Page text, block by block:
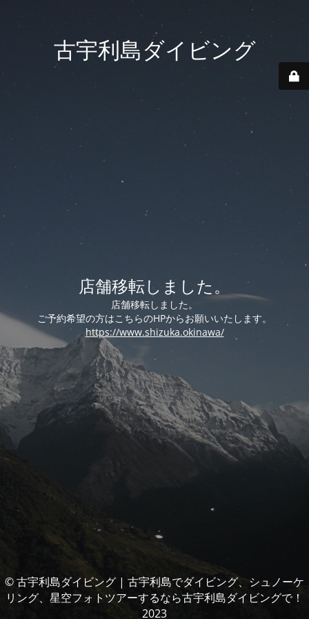
古宇利島ダイビング
店舗移転しました。
店舗移転しました。
ご予約希望の方はこちらのHPからお願いいたします。
https://www.shizuka.okinawa/
© 古宇利島ダイビング | 古宇利島でダイビング、シュノーケ
リング、星空フォトツアーするなら古宇利島ダイビングで！
2023